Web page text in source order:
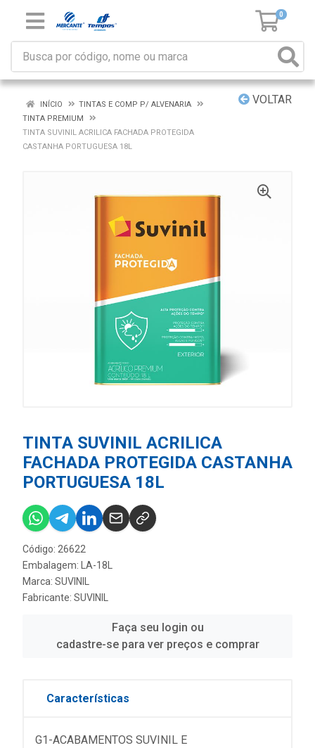
0
VOLTAR
INÍCIO
TINTAS E COMP P/ ALVENARIA
TINTA PREMIUM
TINTA SUVINIL ACRILICA FACHADA PROTEGIDA
CASTANHA PORTUGUESA 18L
TINTA SUVINIL ACRILICA
FACHADA PROTEGIDA CASTANHA
PORTUGUESA 18L
Código: 26622
Embalagem: LA-18L
Marca: SUVINIL
Fabricante: SUVINIL
Faça seu login ou
cadastre-se para ver preços e comprar
Características
G1-ACABAMENTOS SUVINIL E